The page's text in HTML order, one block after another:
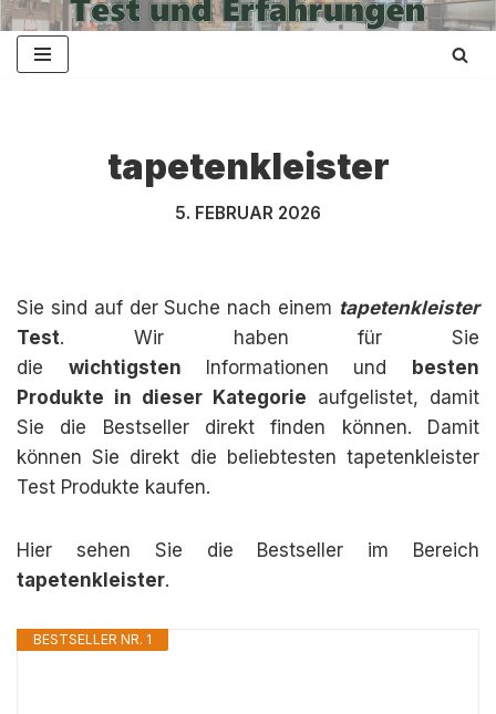
Zum
tapetenkleister
5. FEBRUAR 2026
Sie sind auf der Suche nach einem tapetenkleister
Test. Wir haben für Sie
die wichtigsten Informationen und
besten
Produkte in dieser Kategorie aufgelistet, damit
Sie die Bestseller direkt finden können. Damit
können Sie direkt die beliebtesten tapetenkleister
Test Produkte kaufen.
Hier sehen Sie die Bestseller im Bereich
tapetenkleister.
BESTSELLER NR. 1